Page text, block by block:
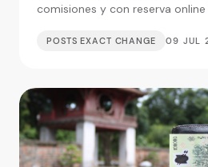
comisiones y con reserva online
POSTS EXACT CHANGE 09 JUL